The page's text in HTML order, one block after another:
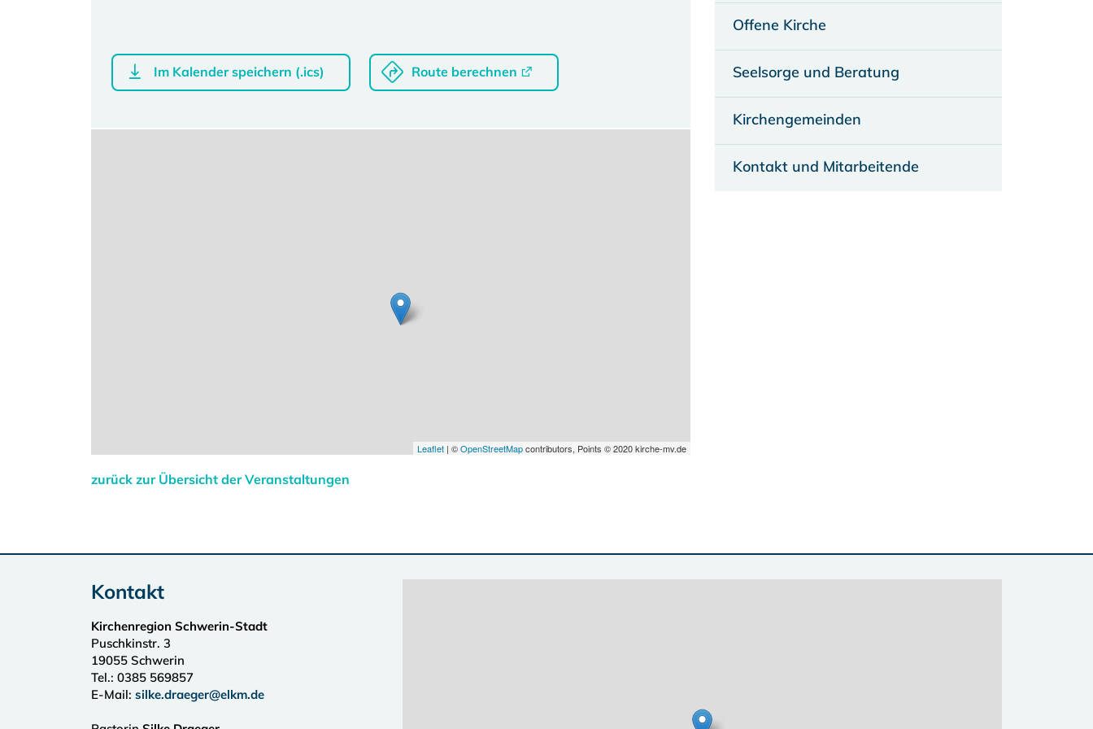
Im Kalender speichern (.ics) Route berechnen
Leaflet| ©OpenStreetMapcontributors, Points © 2020 kirche-mv.de
zurück zur Übersicht der Veranstaltungen
Offene Kirche
Seelsorge und Beratung
Kirchengemeinden
Kontakt und Mitarbeitende
Kontakt
Kirchenregion Schwerin-Stadt
Puschkinstr. 3
19055 Schwerin
Tel.: 0385 569857
E-Mail: silke.draeger@elkm.de